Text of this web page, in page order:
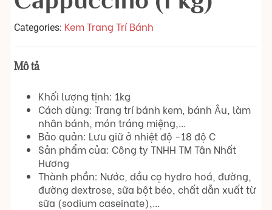
Categories: Kem Trang Trí Bánh
Mô tả
Khối lượng tịnh: 1kg
Cách dùng: Trang trí bánh kem, bánh Âu, làm
nhân bánh, món tráng miệng,…
Bảo quản: Lưu giữ ở nhiệt độ -18 độ C
Sản phẩm của: Công ty TNHH TM Tân Nhất
Hương
Thành phần: Nước, dầu cọ hydro hoá, đường,
đường dextrose, sữa bột béo, chất dẫn xuất từ
sữa (sodium caseinate),…